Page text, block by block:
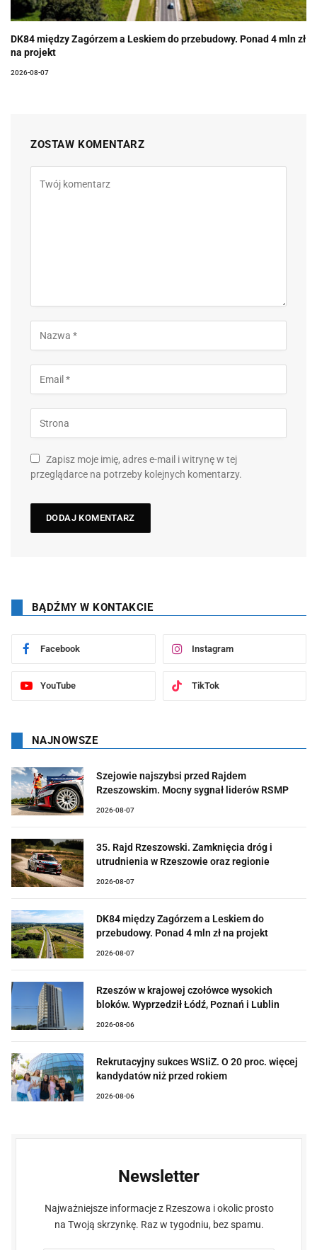
DK84 między Zagórzem a Leskiem do przebudowy. Ponad 4 mln zł
na projekt
2026-08-07
ZOSTAW KOMENTARZ
Zapisz moje imię, adres e-mail i witrynę w tej
przeglądarce na potrzeby kolejnych komentarzy.
BĄDŹMY W KONTAKCIE
Facebook Instagram
YouTube TikTok
NAJNOWSZE
Szejowie najszybsi przed Rajdem
Rzeszowskim. Mocny sygnał liderów RSMP
2026-08-07
35. Rajd Rzeszowski. Zamknięcia dróg i
utrudnienia w Rzeszowie oraz regionie
2026-08-07
DK84 między Zagórzem a Leskiem do
przebudowy. Ponad 4 mln zł na projekt
2026-08-07
Rzeszów w krajowej czołówce wysokich
bloków. Wyprzedził Łódź, Poznań i Lublin
2026-08-06
Rekrutacyjny sukces WSIiZ. O 20 proc. więcej
kandydatów niż przed rokiem
2026-08-06
Newsletter
Najważniejsze informacje z Rzeszowa i okolic prosto
na Twoją skrzynkę. Raz w tygodniu, bez spamu.